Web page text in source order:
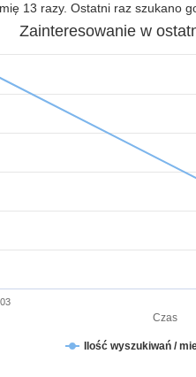
13 razy. Ostatni raz szukano
Czas
Zainteresowanie w
Ilość wyszukiwań /